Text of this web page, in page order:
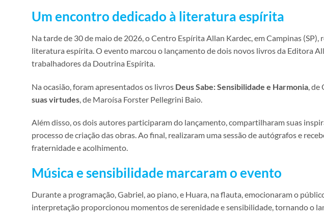
Um encontro dedicado à literatura espírita
Na tarde de 30 de maio de 2026, o Centro Espírita Allan Kardec, em Campinas
literatura espírita. O evento marcou o lançamento de dois novos livros da Editora
trabalhadores da Doutrina Espírita.
Na ocasião, foram apresentados os livros Deus Sabe: Sensibilidade e Harmonia ,
suas virtudes , de Maroísa Forster Pellegrini Baio.
Além disso, os dois autores participaram do lançamento, compartilharam suas
processo de criação das obras. Ao final, realizaram uma sessão de autógrafos e
fraternidade e acolhimento.
Música e sensibilidade marcaram o evento
Durante a programação, Gabriel, ao piano, e Huara, na flauta, emocionaram o
interpretação proporcionou momentos de serenidade e sensibilidade, tornando o